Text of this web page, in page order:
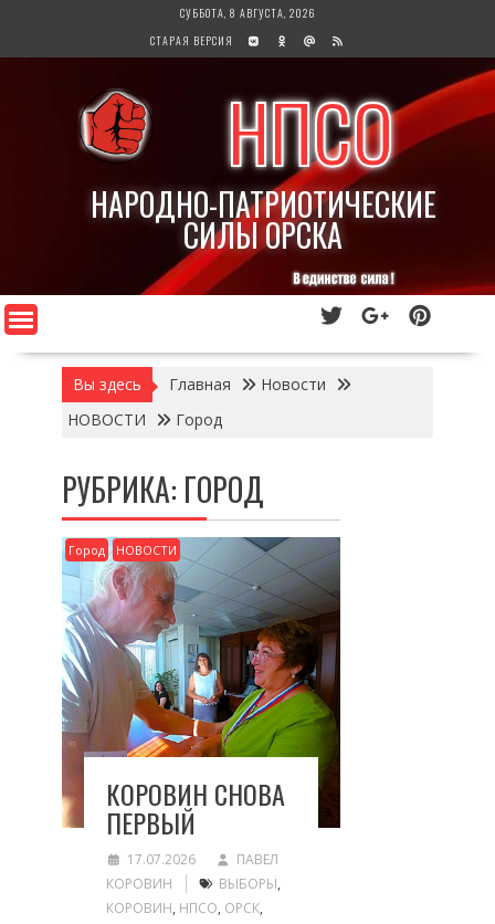
содержимому
СУББОТА, 8 АВГУСТА, 2026
СТАРАЯ ВЕРСИЯ
НПСО
НАРОДНО-ПАТРИОТИЧЕСКИЕ
СИЛЫ ОРСКА
Вы здесь Главная
Новости
НОВОСТИ
Город
РУБРИКА: ГОРОД
Город НОВОСТИ
КОРОВИН СНОВА
ПЕРВЫЙ
17.07.2026
ПАВЕЛ
КОРОВИН
ВЫБОРЫ,
КОРОВИН, НПСО, ОРСК,